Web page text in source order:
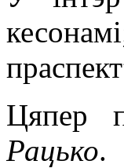
Цяпер
Рацько.